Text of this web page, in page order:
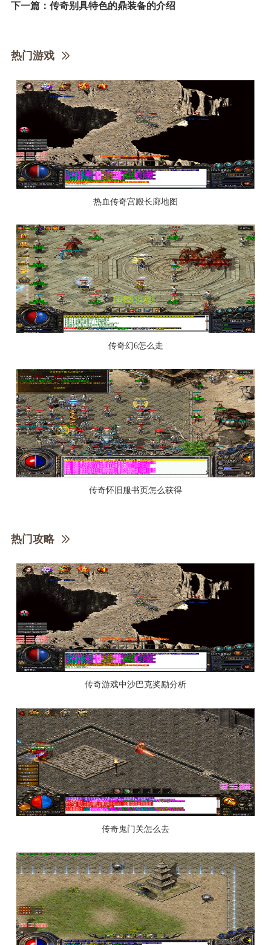
下一篇： 传奇别具特色的鼎装备的介绍
热门游戏
热血传奇宫殿长廊地图
传奇幻6怎么走
传奇怀旧服书页怎么获得
热门攻略
传奇游戏中沙巴克奖励分析
传奇鬼门关怎么去